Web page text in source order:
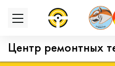
Центр ремонтных